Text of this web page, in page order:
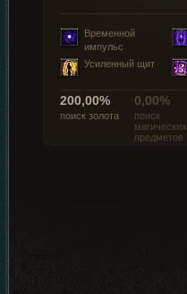
Временной
импульс
Усиленный щит
200,00%
поиск золота
0,00%
поиск
магических
предметов